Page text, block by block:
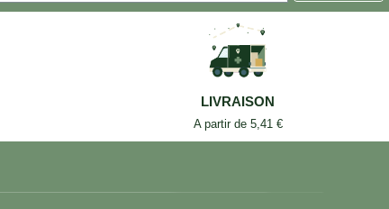
LIVRAISON
A partir de 5,41 €